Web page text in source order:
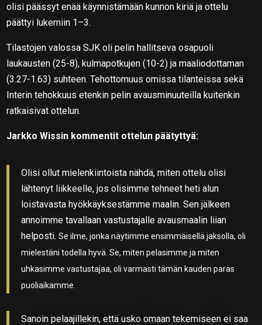
olisi päässyt enää käynnistämään kunnon kiriä ja ottelu
päättyi lukemiin 1–3.
Tilastojen valossa SJK oli pelin hallitseva osapuoli
laukausten (25-8), kulmapotkujen (10-2) ja maaliodottaman
(3.27-1.63) suhteen. Tehottomuus omissa tilanteissa sekä
Interin tehokkuus etenkin pelin avausminuuteilla kuitenkin
ratkaisivat ottelun.
Jarkko Wissin kommentit ottelun päätyttyä:
Olisi ollut mielenkiintoista nähdä, miten ottelu olisi
lähtenyt liikkeelle, jos olisimme tehneet heti alun
loistavasta hyökkäyksestämme maalin. Sen jälkeen
annoimme tavallaan vastustajalle avausmaalin liian
helposti.Se ilme, jonka näytimme ensimmäisellä jaksolla, oli
mielestäni todella hyvä. Se, miten pelasimme ja miten
uhkasimme vastustajaa, oli varmasti tämän kauden paras
puoliaikamme.
Sanoin pelaajillekin, että usko omaan tekemiseen ei saa